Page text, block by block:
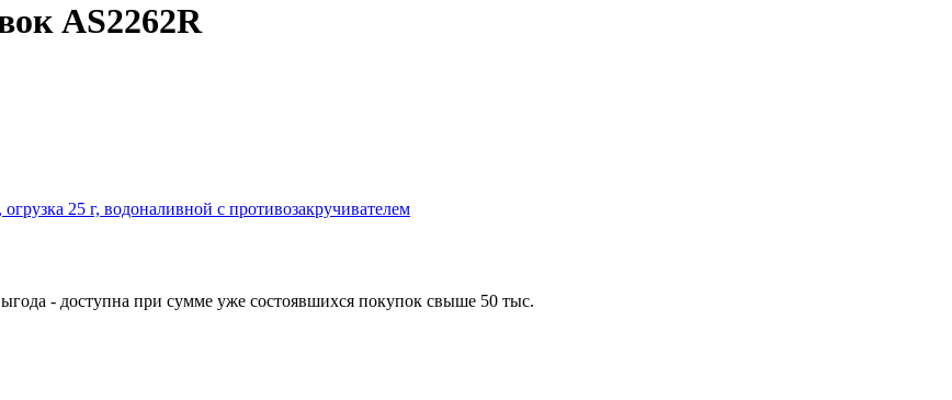
AS2262R
25 г, водоналивной с противозакручивателем
- доступна при сумме уже состоявшихся покупок свыше 50 тыс.